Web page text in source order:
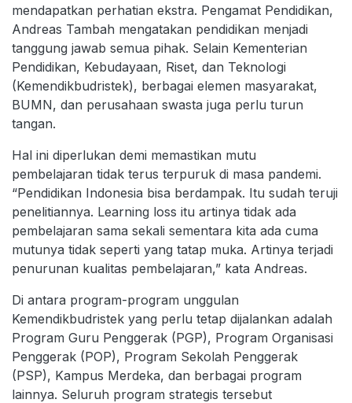
mendapatkan perhatian ekstra. Pengamat Pendidikan,
Andreas Tambah mengatakan pendidikan menjadi
tanggung jawab semua pihak. Selain Kementerian
Pendidikan, Kebudayaan, Riset, dan Teknologi
(Kemendikbudristek), berbagai elemen masyarakat,
BUMN, dan perusahaan swasta juga perlu turun
tangan.
Hal ini diperlukan demi memastikan mutu
pembelajaran tidak terus terpuruk di masa pandemi.
“Pendidikan Indonesia bisa berdampak. Itu sudah teruji
penelitiannya. Learning loss itu artinya tidak ada
pembelajaran sama sekali sementara kita ada cuma
mutunya tidak seperti yang tatap muka. Artinya terjadi
penurunan kualitas pembelajaran,” kata Andreas.
Di antara program-program unggulan
Kemendikbudristek yang perlu tetap dijalankan adalah
Program Guru Penggerak (PGP), Program Organisasi
Penggerak (POP), Program Sekolah Penggerak
(PSP), Kampus Merdeka, dan berbagai program
lainnya. Seluruh program strategis tersebut